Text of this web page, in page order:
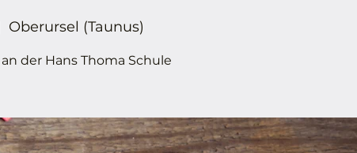
Oberursel (Taunus)
der Hans Thoma Schule